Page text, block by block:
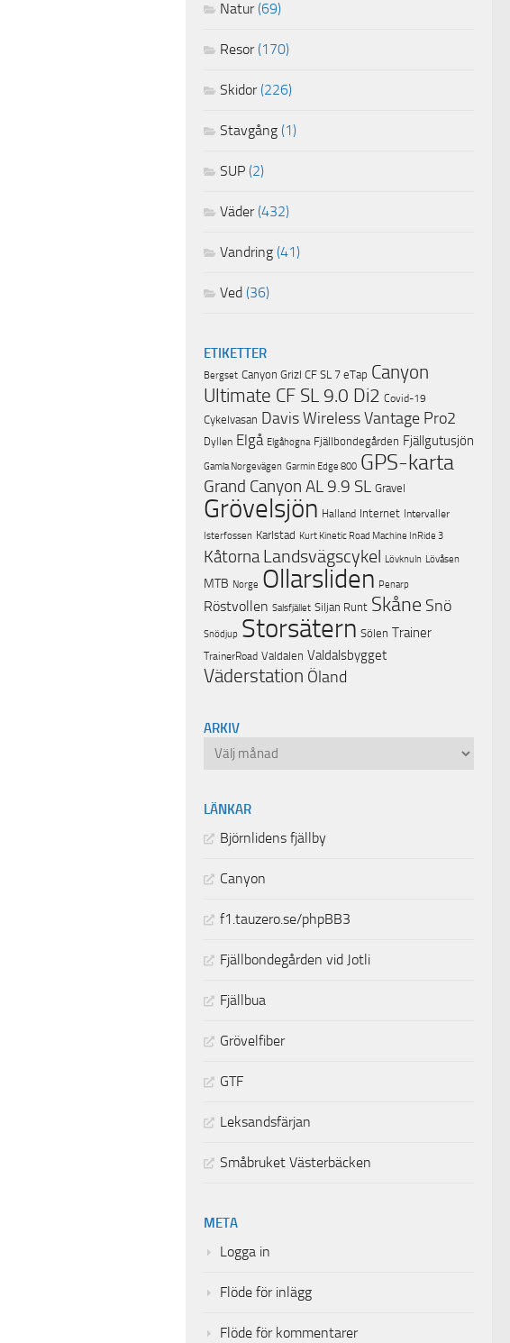
Natur(69)
Resor(170)
Skidor(226)
Stavgång (1)
SUP (2)
Väder(432)
Vandring (41)
Ved (36)
ETIKETTER
Bergset Canyon Grizl CF SL 7 eTap Canyon
Ultimate CF SL 9.0 Di2 Covid-19
Cykelvasan Davis Wireless Vantage Pro2
Dyllen Elgå Elgåhogna Fjällbondegården Fjällgutusjön
Gamla Norgevägen Garmin Edge 800 GPS-karta
Grand Canyon AL 9.9 SL Gravel
Grövelsjön Halland Internet Intervaller
Isterfossen Karlstad Kurt Kinetic Road Machine InRide 3
Kåtorna Landsvägscykel Lövknuln Lövåsen
MTB Norge Ollarsliden Penarp
Röstvollen Salsfjället Siljan Runt Skåne Snö
Snödjup Storsätern Sölen Trainer
TrainerRoad Valdalen Valdalsbygget
Väderstation Öland
ARKIV
Arkiv
LÄNKAR
Björnlidens fjällby
Canyon
f1.tauzero.se/phpBB3
Fjällbondegården vid Jotli
Fjällbua
Grövelfiber
GTF
Leksandsfärjan
Småbruket Västerbäcken
META
Logga in
Flöde för inlägg
Flöde för kommentarer